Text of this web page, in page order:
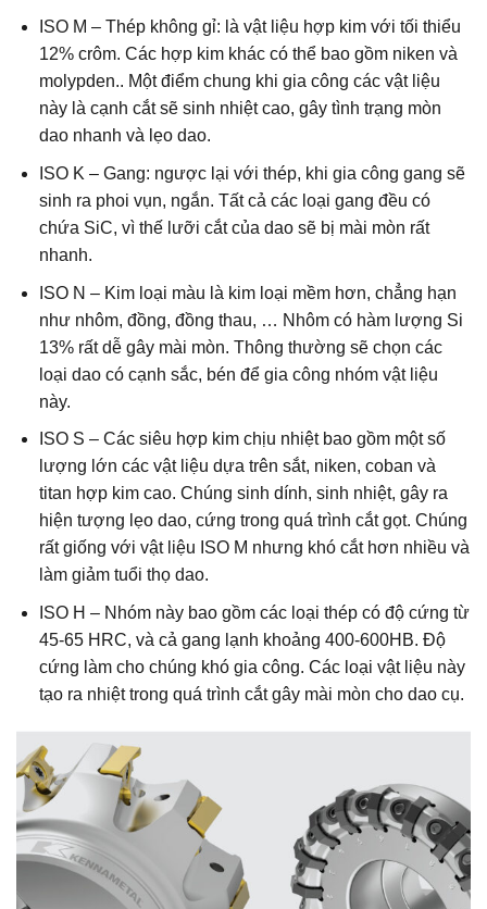
ISO M – Thép không gỉ: là vật liệu hợp kim với tối thiểu
12% crôm. Các hợp kim khác có thể bao gồm niken và
molypden.. Một điểm chung khi gia công các vật liệu
này là cạnh cắt sẽ sinh nhiệt cao, gây tình trạng mòn
dao nhanh và lẹo dao.
ISO K – Gang: ngược lại với thép, khi gia công gang sẽ
sinh ra phoi vụn, ngắn. Tất cả các loại gang đều có
chứa SiC, vì thế lưỡi cắt của dao sẽ bị mài mòn rất
nhanh.
ISO N – Kim loại màu là kim loại mềm hơn, chẳng hạn
như nhôm, đồng, đồng thau, … Nhôm có hàm lượng Si
13% rất dễ gây mài mòn. Thông thường sẽ chọn các
loại dao có cạnh sắc, bén để gia công nhóm vật liệu
này.
ISO S – Các siêu hợp kim chịu nhiệt bao gồm một số
lượng lớn các vật liệu dựa trên sắt, niken, coban và
titan hợp kim cao. Chúng sinh dính, sinh nhiệt, gây ra
hiện tượng lẹo dao, cứng trong quá trình cắt gọt. Chúng
rất giống với vật liệu ISO M nhưng khó cắt hơn nhiều và
làm giảm tuổi thọ dao.
ISO H – Nhóm này bao gồm các loại thép có độ cứng từ
45-65 HRC, và cả gang lạnh khoảng 400-600HB. Độ
cứng làm cho chúng khó gia công. Các loại vật liệu này
tạo ra nhiệt trong quá trình cắt gây mài mòn cho dao cụ.